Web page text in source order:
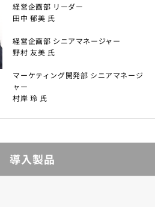
経営企画部 リーダー
田中 郁美 氏
経営企画部 シニアマネージャー
野村 友美 氏
マーケティング開発部 シニアマネージ
ャー
村岸 玲 氏
導入製品